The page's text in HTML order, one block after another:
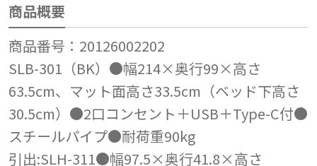
商品概要
商品番号：20126002202
SLB-301（BK）●幅214×奥行99×高さ
63.5cm、マット面高さ33.5cm（ベッド下高さ
30.5cm）●2口コンセント＋USB＋Type-C付●
スチールパイプ●耐荷重90kg
引出:SLH-311●幅97.5×奥行41.8×高さ